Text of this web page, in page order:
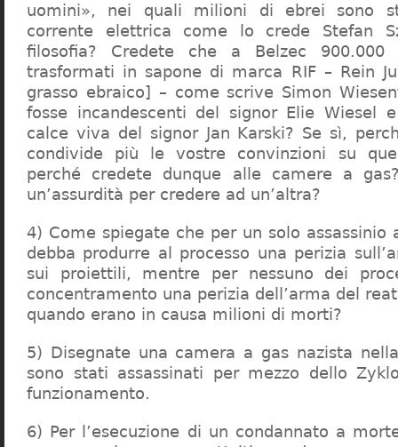
uomini», nei quali milioni di ebrei sono
corrente elettrica come lo crede Stefan
filosofia? Credete che a Belzec
trasformati in sapone di marca RIF – Rein
grasso ebraico] – come scrive Simon
fosse incandescenti del signor Elie Wiesel
calce viva del signor Jan Karski? Se sì,
condivide più le vostre convinzioni su
perché credete dunque alle camere a
un’assurdità per credere ad un’altra?
4) Come spiegate che per un solo assassinio
debba produrre al processo una perizia
sui proiettili, mentre per nessuno dei
concentramento una perizia dell’arma del
quando erano in causa milioni di morti?
5) Disegnate una camera a gas nazista
sono stati assassinati per mezzo dello
funzionamento.
6) Per l’esecuzione di un condannato a